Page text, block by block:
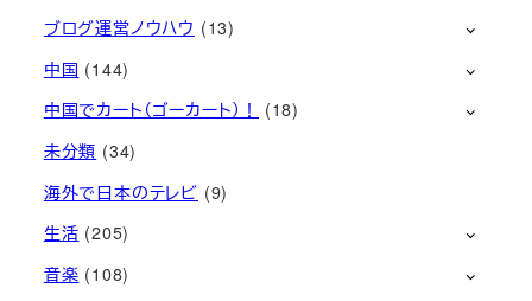
ブログ運営ノウハウ (13)
中国 (144)
中国でカート（ゴーカート）！
(18)
未分類 (34)
海外で日本のテレビ (9)
生活 (205)
音楽 (108)